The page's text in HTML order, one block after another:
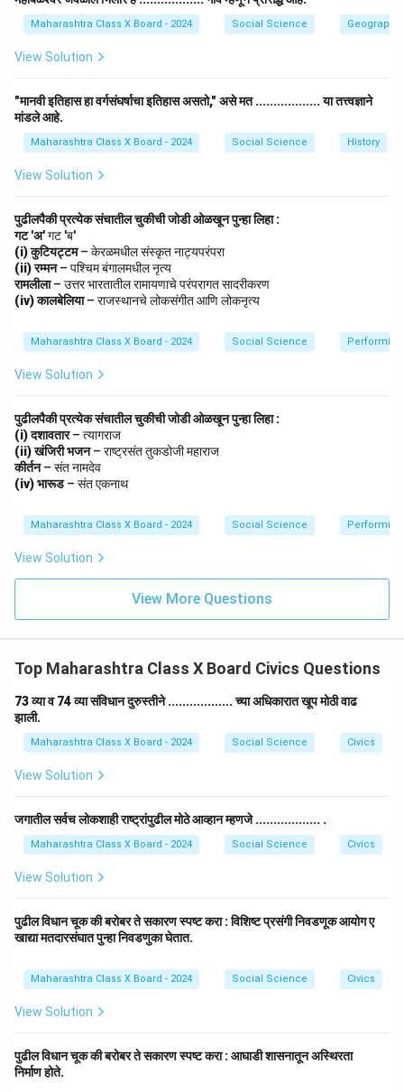
जनतेच्या हितासाठी स्थापन झालेला पक्ष.
विकासासाठी कार्यरत पक्ष.
DMK (तमिळनाडू):द्रविड संस्कृतीच्या जतनासाठी आणि
राज्याच्या विकासासाठी स्थापन झालेला पक्ष.
तृणमूल काँग्रेस (पश्चिम बंगाल):
पश्चिम बंगालच्या प्रादेशिक
समस्यांवर लक्ष केंद्रित करणारा पक्ष.
Step 3: निष्कर्ष.
प्रादेशिक पक्ष लोकशाही व्यवस्थेत स्थानिक पातळीवर लोकांच्या
प्रश्नांचे निराकरण करण्यास महत्त्वाची भूमिका बजावतात. हे पक्ष राज्य
आणि केंद्र शासन यांमधील समतोल राखण्यास सहाय्यक ठरतात.
Maharashtra Class X Board - 2024 Social Science Geography
View Solution
"मानवी इतिहास हा वर्गसंघर्षाचा इतिहास असतो," असे मत .................. या तत्त्वज्ञाने
मांडले आहे.
Maharashtra Class X Board - 2024 Social Science History
View Solution
पुढीलपैकी प्रत्येक संचातील चुकीची जोडी ओळखून पुन्हा लिहा :
गट 'अ'गट 'ब'
(i) कुटियट्टम– केरळमधील संस्कृत नाट्यपरंपरा
(ii) रम्मन– पश्चिम बंगालमधील नृत्य
रामलीला– उत्तर भारतातील रामायणाचे परंपरागत सादरीकरण
(iv) कालबेलिया– राजस्थानचे लोकसंगीत आणि लोकनृत्य
Maharashtra Class X Board - 2024 Social Science Performing
View Solution
पुढीलपैकी प्रत्येक संचातील चुकीची जोडी ओळखून पुन्हा लिहा :
(i) दशावतार– त्यागराज
(ii) खंजिरी भजन– राष्ट्रसंत तुकडोजी महाराज
कीर्तन– संत नामदेव
(iv) भारूड– संत एकनाथ
Maharashtra Class X Board - 2024 Social Science Performing
View Solution
View More Questions
Top Maharashtra Class X Board Civics Questions
73 व्या व 74 व्या संविधान दुरुस्तीने .................. च्या अधिकारात खूप मोठी वाढ
झाली.
Maharashtra Class X Board - 2024 Social Science Civics
View Solution
जगातील सर्वच लोकशाही राष्ट्रांपुढील मोठे आव्हान म्हणजे .................. .
Maharashtra Class X Board - 2024 Social Science Civics
View Solution
पुढील विधान चूक की बरोबर ते सकारण स्पष्ट करा : विशिष्ट प्रसंगी निवडणूक आयोग ए
खाद्या मतदारसंघात पुन्हा निवडणुका घेतात.
Maharashtra Class X Board - 2024 Social Science Civics
View Solution
पुढील विधान चूक की बरोबर ते सकारण स्पष्ट करा : आघाडी शासनातून अस्थिरता
निर्माण होते.